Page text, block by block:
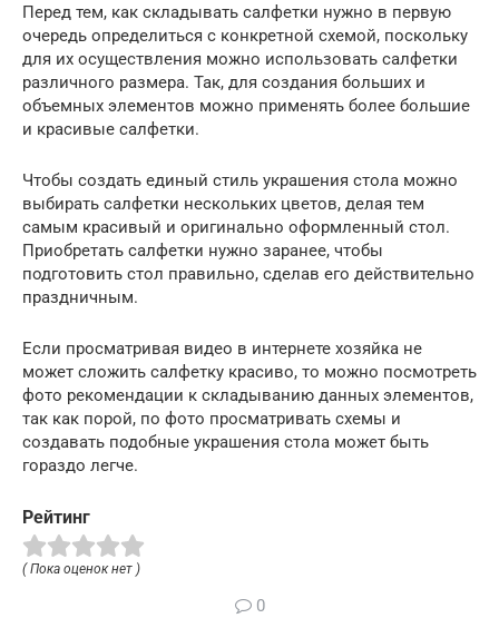
Перед тем, как складывать салфетки нужно в первую
очередь определиться с конкретной схемой, поскольку
для их осуществления можно использовать салфетки
различного размера. Так, для создания больших и
объемных элементов можно применять более большие
и красивые салфетки.
Чтобы создать единый стиль украшения стола можно
выбирать салфетки нескольких цветов, делая тем
самым красивый и оригинально оформленный стол.
Приобретать салфетки нужно заранее, чтобы
подготовить стол правильно, сделав его действительно
праздничным.
Если просматривая видео в интернете хозяйка не
может сложить салфетку красиво, то можно посмотреть
фото рекомендации к складыванию данных элементов,
так как порой, по фото просматривать схемы и
создавать подобные украшения стола может быть
гораздо легче.
Рейтинг
( Пока оценок нет )
0